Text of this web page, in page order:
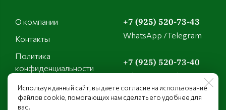
О компании
Контакты
Политика
конфиденциальности
+7 (925) 520-73-43
WhatsApp /Telegram
+7 (925) 520-73-40
WhatsApp /Telegram
+7 (925) 149-21-01
Используя данный сайт, вы даете согласие на использование
файлов cookie, помогающих нам сделать его удобнее для
вас.